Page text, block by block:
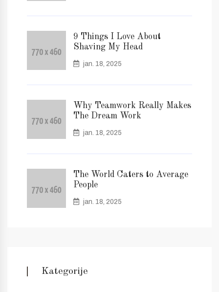
9 Things I Love About
Shaving My Head
jan. 18, 2025
Why Teamwork Really Makes
The Dream Work
jan. 18, 2025
The World Caters to Average
People
jan. 18, 2025
Kategorije